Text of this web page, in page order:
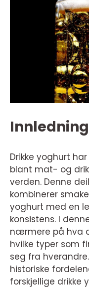
Drikke yoghurt
blant mat- og
verden. Denne
kombinerer
yoghurt med en
konsistens. I
nærmere på hva
hvilke typer som
seg fra
historiske
forskjellige drikke